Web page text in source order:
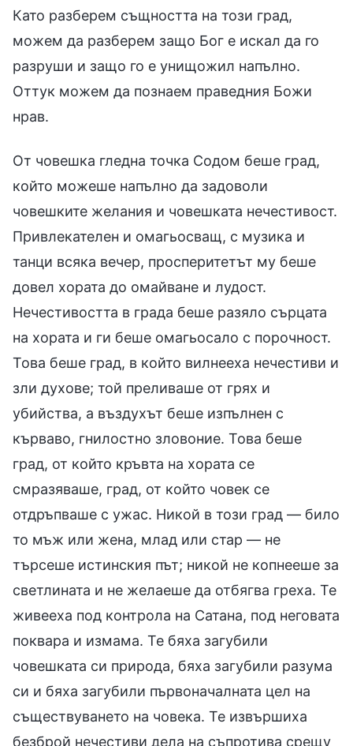
Като разберем същността на този град,
можем да разберем защо Бог е искал да го
разруши и защо го е унищожил напълно.
Оттук можем да познаем праведния Божи
нрав.
От човешка гледна точка Содом беше град,
който можеше напълно да задоволи
човешките желания и човешката нечестивост.
Привлекателен и омагьосващ, с музика и
танци всяка вечер, просперитетът му беше
довел хората до омайване и лудост.
Нечестивостта в града беше разяло сърцата
на хората и ги беше омагьосало с порочност.
Това беше град, в който вилнееха нечестиви и
зли духове; той преливаше от грях и
убийства, а въздухът беше изпълнен с
кърваво, гнилостно зловоние. Това беше
град, от който кръвта на хората се
смразяваше, град, от който човек се
отдръпваше с ужас. Никой в този град — било
то мъж или жена, млад или стар — не
търсеше истинския път; никой не копнееше за
светлината и не желаеше да отбягва греха. Те
живееха под контрола на Сатана, под неговата
поквара и измама. Те бяха загубили
човешката си природа, бяха загубили разума
си и бяха загубили първоначалната цел на
съществуването на човека. Те извършиха
безброй нечестиви дела на съпротива срещу